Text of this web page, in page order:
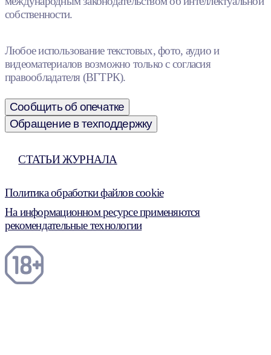
собственности.
Любое использование текстовых, фото, аудио и
видеоматериалов возможно только с согласия
правообладателя (ВГТРК).
Сообщить об опечатке
Обращение в техподдержку
СТАТЬИ ЖУРНАЛА
Политика обработки файлов cookie
На информационном ресурсе применяются
рекомендательные технологии